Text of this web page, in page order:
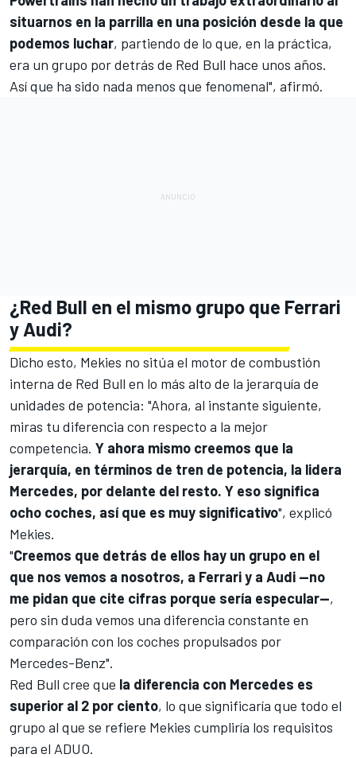
situarnos en la parrilla en una posición desde la que
podemos luchar, partiendo de lo que, en la práctica,
era un grupo por detrás de Red Bull hace unos años.
Así que ha sido nada menos que fenomenal", afirmó.
¿Red Bull en el mismo grupo que Ferrari
y Audi?
Dicho esto, Mekies no sitúa el motor de combustión
interna de Red Bull en lo más alto de la jerarquía de
unidades de potencia: "Ahora, al instante siguiente,
miras tu diferencia con respecto a la mejor
competencia. Y ahora mismo creemos que la
jerarquía, en términos de tren de potencia, la lidera
Mercedes, por delante del resto. Y eso significa
ocho coches, así que es muy significativo", explicó
Mekies.
"Creemos que detrás de ellos hay un grupo en el
que nos vemos a nosotros, a Ferrari y a Audi —no
me pidan que cite cifras porque sería especular—,
pero sin duda vemos una diferencia constante en
comparación con los coches propulsados por
Mercedes-Benz".
Red Bull cree que la diferencia con Mercedes es
superior al 2 por ciento, lo que significaría que todo el
grupo al que se refiere Mekies cumpliría los requisitos
para el ADUO.